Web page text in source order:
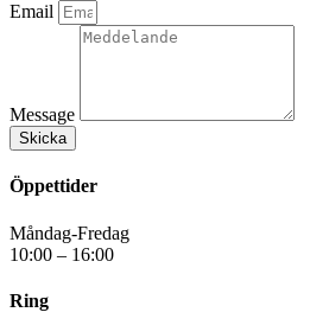
Email
Message
Skicka
Öppettider
Måndag-Fredag
10:00 – 16:00
Ring